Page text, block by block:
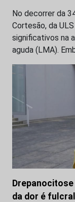
No decorrer da
Cortesão, da
significativos na
aguda (LMA).
da dor é